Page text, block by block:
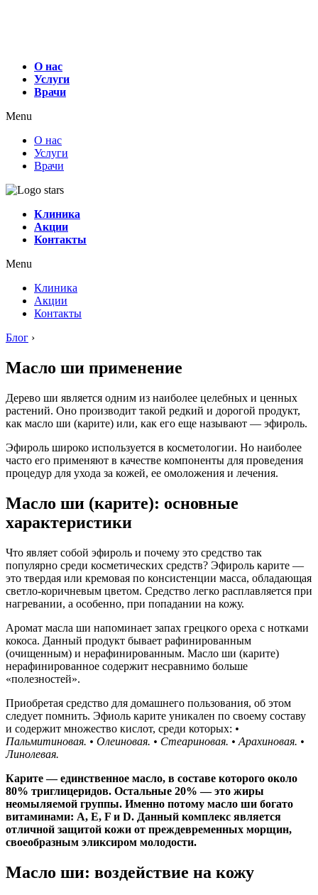
О нас
Услуги
Врачи
Menu
О нас
Услуги
Врачи
Клиника
Акции
Контакты
Menu
Клиника
Акции
Контакты
Блог ›
Масло ши применение
Дерево ши является одним из наиболее целебных и ценных
растений. Оно производит такой редкий и дорогой продукт,
как масло ши (карите) или, как его еще называют — эфироль.
Эфироль широко используется в косметологии. Но наиболее
часто его применяют в качестве компоненты для проведения
процедур для ухода за кожей, ее омоложения и лечения.
Масло ши (карите): основные
характеристики
Что являет собой эфироль и почему это средство так
популярно среди косметических средств? Эфироль карите —
это твердая или кремовая по консистенции масса, обладающая
светло-коричневым цветом. Средство легко расплавляется при
нагревании, а особенно, при попадании на кожу.
Аромат масла ши напоминает запах грецкого ореха с нотками
кокоса. Данный продукт бывает рафинированным
(очищенным) и нерафинированным. Масло ши (карите)
нерафинированное содержит несравнимо больше
«полезностей».
Приобретая средство для домашнего пользования, об этом
следует помнить. Эфиоль карите уникален по своему составу
и содержит множество кислот, среди которых: •
Пальмитиновая. • Олеиновая. • Стеариновая. • Арахиновая. •
Линолевая.
Карите — единственное масло, в составе которого около
80% триглицеридов. Остальные 20% — это жиры
неомыляемой группы. Именно потому масло ши богато
витаминами: А, Е, F и D. Данный комплекс является
отличной защитой кожи от преждевременных морщин,
своеобразным эликсиром молодости.
Масло ши: воздействие на кожу